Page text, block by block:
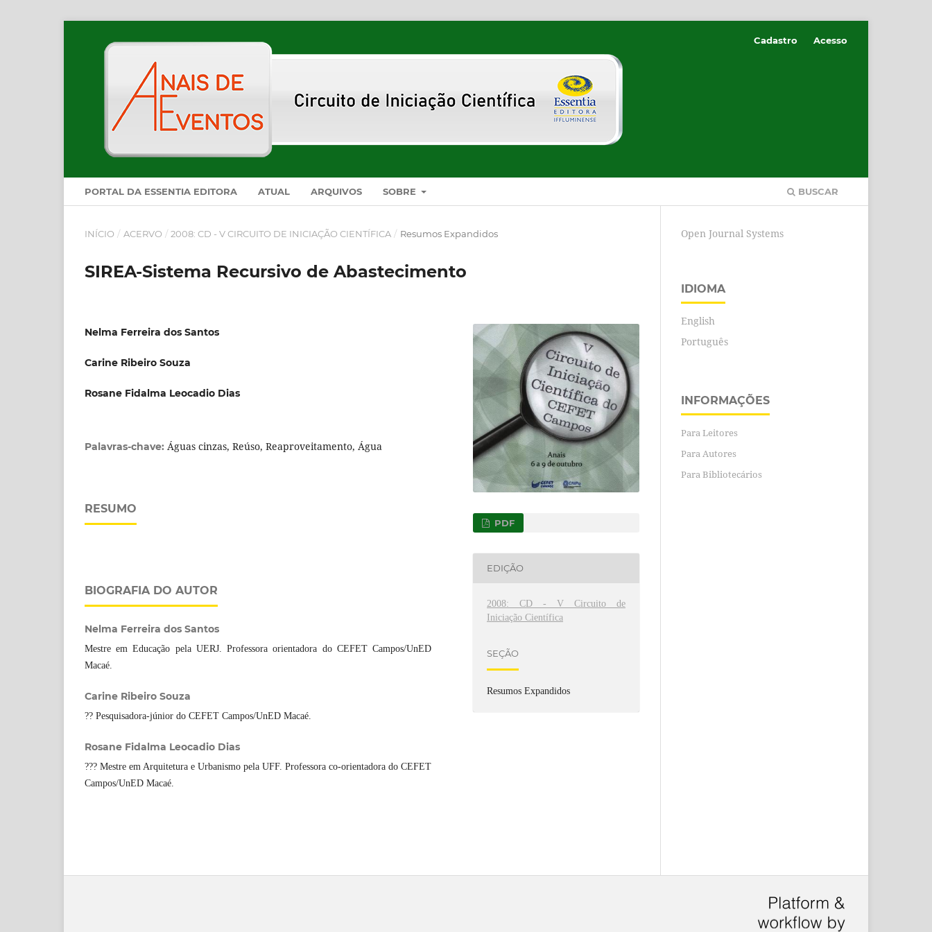
PORTAL DA ESSENTIA EDITORA ATUAL ARQUIVOS SOBRE BUSCAR
Cadastro Acesso
INÍCIO / ACERVO / 2008: CD - V CIRCUITO DE INICIAÇÃO CIENTÍFICA / Resumos Expandidos
SIREA-Sistema Recursivo de Abastecimento
Nelma Ferreira dos Santos
Carine Ribeiro Souza
Rosane Fidalma Leocadio Dias
Palavras-chave: Águas cinzas, Reúso, Reaproveitamento, Água
RESUMO
BIOGRAFIA DO AUTOR
Nelma Ferreira dos Santos
Mestre em Educação pela UERJ. Professora orientadora do CEFET Campos/UnED
Macaé.
Carine Ribeiro Souza
?? Pesquisadora-júnior do CEFET Campos/UnED Macaé.
Rosane Fidalma Leocadio Dias
??? Mestre em Arquitetura e Urbanismo pela UFF. Professora co-orientadora do CEFET
Campos/UnED Macaé.
PDF
EDIÇÃO
2008: CD - V Circuito de
Iniciação Científica
SEÇÃO
Resumos Expandidos
Open Journal Systems
IDIOMA
English
Português
INFORMAÇÕES
Para Leitores
Para Autores
Para Bibliotecários